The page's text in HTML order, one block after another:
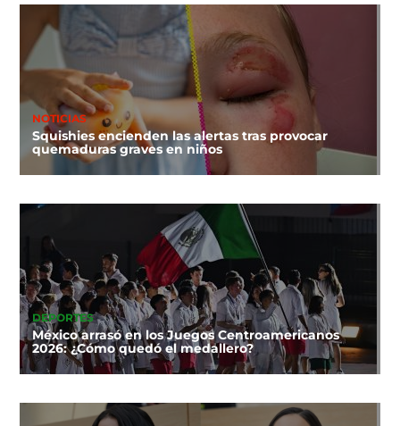
NOTICIAS
Squishies encienden las alertas tras provocar
quemaduras graves en niños
DEPORTES
México arrasó en los Juegos Centroamericanos
2026: ¿Cómo quedó el medallero?